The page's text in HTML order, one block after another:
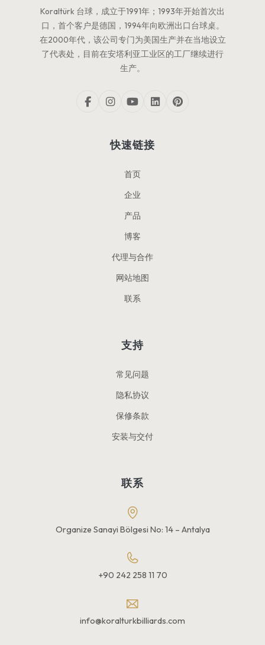
Koraltürk 台球，成立于1991年；1993年开始首次出
口，首个客户是德国，1994年向欧洲出口台球桌。
在2000年代，该公司专门为美国生产并在当地设立
了代表处，目前在安塔利亚工业区的工厂继续进行
生产。
快速链接
首页
企业
产品
博客
代理与合作
网站地图
联系
支持
常见问题
隐私协议
保修条款
安装与交付
联系
Organize Sanayi Bölgesi No: 14 – Antalya
+90 242 258 11 70
info@koralturkbilliards.com